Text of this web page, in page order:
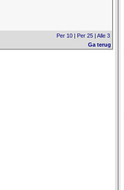
Per 10 | Per 25 | Alle 3
Ga terug